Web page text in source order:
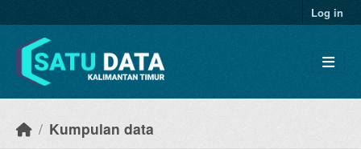
Log in
Kumpulan data